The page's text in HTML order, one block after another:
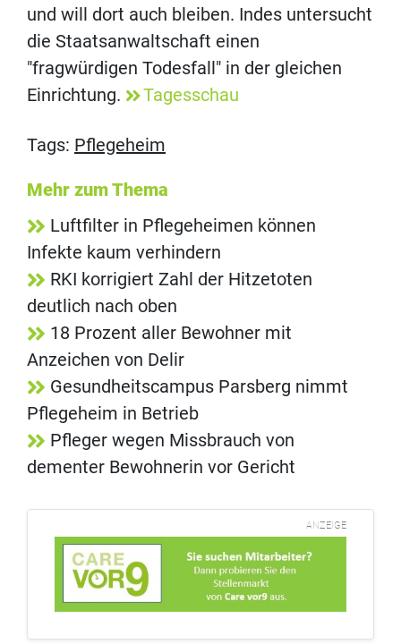
und will dort auch bleiben. Indes untersucht
die Staatsanwaltschaft einen
"fragwürdigen Todesfall" in der gleichen
Einrichtung.
Tagesschau
Tags: Pflegeheim
Mehr zum Thema
Luftfilter in Pflegeheimen können
Infekte kaum verhindern
RKI korrigiert Zahl der Hitzetoten
deutlich nach oben
18 Prozent aller Bewohner mit
Anzeichen von Delir
Gesundheitscampus Parsberg nimmt
Pflegeheim in Betrieb
Pfleger wegen Missbrauch von
dementer Bewohnerin vor Gericht
ANZEIGE